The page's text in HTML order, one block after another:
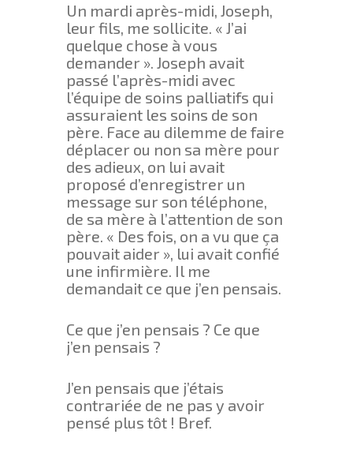
Un mardi après-midi, Joseph,
leur fils, me sollicite. « J’ai
quelque chose à vous
demander ». Joseph avait
passé l’après-midi avec
l’équipe de soins palliatifs qui
assuraient les soins de son
père. Face au dilemme de faire
déplacer ou non sa mère pour
des adieux, on lui avait
proposé d’enregistrer un
message sur son téléphone,
de sa mère à l’attention de son
père. « Des fois, on a vu que ça
pouvait aider », lui avait confié
une infirmière. Il me
demandait ce que j’en pensais.
Ce que j’en pensais ? Ce que
j’en pensais ?
J’en pensais que j’étais
contrariée de ne pas y avoir
pensé plus tôt ! Bref.